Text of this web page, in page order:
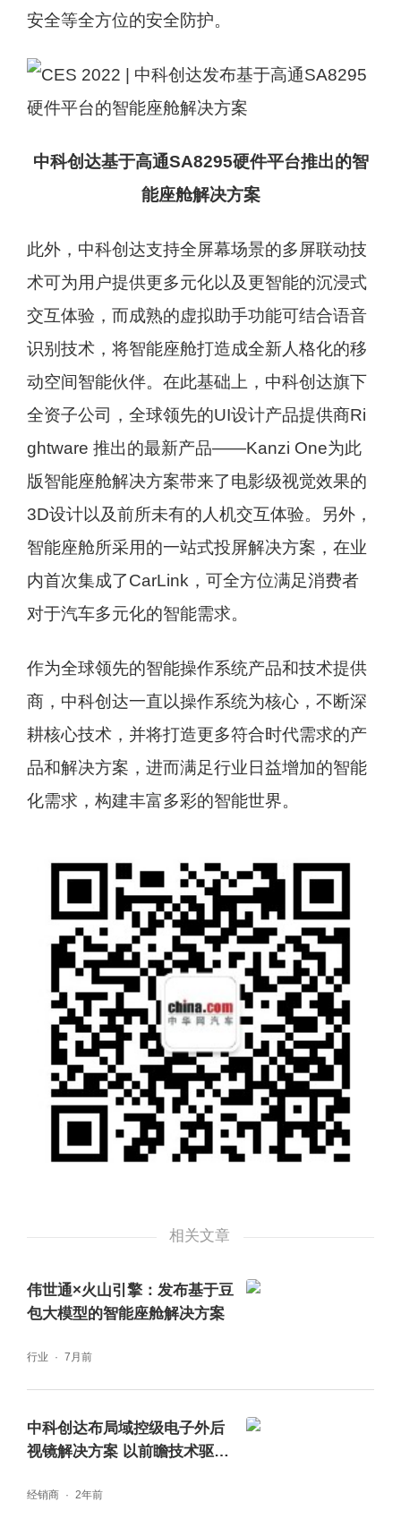
安全等全方位的安全防护。
中科创达基于高通SA8295硬件平台推出的智
能座舱解决方案
此外，中科创达支持全屏幕场景的多屏联动技
术可为用户提供更多元化以及更智能的沉浸式
交互体验，而成熟的虚拟助手功能可结合语音
识别技术，将智能座舱打造成全新人格化的移
动空间智能伙伴。在此基础上，中科创达旗下
全资子公司，全球领先的UI设计产品提供商Ri
ghtware 推出的最新产品——Kanzi One为此
版智能座舱解决方案带来了电影级视觉效果的
3D设计以及前所未有的人机交互体验。另外，
智能座舱所采用的一站式投屏解决方案，在业
内首次集成了CarLink，可全方位满足消费者
对于汽车多元化的智能需求。
作为全球领先的智能操作系统产品和技术提供
商，中科创达一直以操作系统为核心，不断深
耕核心技术，并将打造更多符合时代需求的产
品和解决方案，进而满足行业日益增加的智能
化需求，构建丰富多彩的智能世界。
相关文章
伟世通×火山引擎：发布基于豆
包大模型的智能座舱解决方案
行业 7月前
中科创达布局域控级电子外后
视镜解决方案 以前瞻技术驱动
经销商 2年前